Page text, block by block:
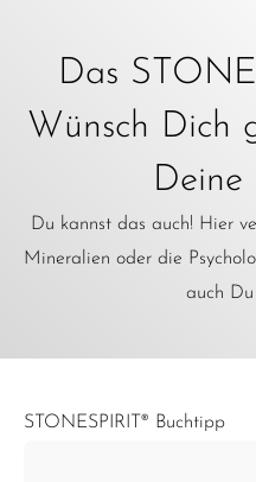
Das
Wünsch Dich
Deine
Du kannst das auch! Hier
Mineralien oder die
auch Du
STONESPIRIT® Buchtipp